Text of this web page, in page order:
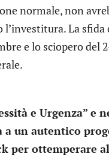
normale, non
La sfida
e lo sciopero del
e Urgenza” e
un autentico
per ottemperare